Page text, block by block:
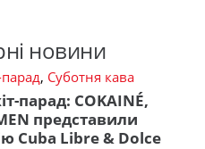
новини
парад, Суботня кава
парад: COKAINÉ,
представили
Cuba Libre & Dolce